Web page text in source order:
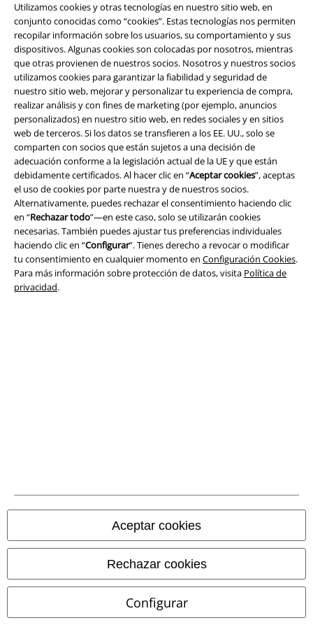
Utilizamos cookies y otras tecnologías en nuestro sitio web, en
conjunto conocidas como “cookies”. Estas tecnologías nos permiten
recopilar información sobre los usuarios, su comportamiento y sus
dispositivos. Algunas cookies son colocadas por nosotros, mientras
que otras provienen de nuestros socios. Nosotros y nuestros socios
utilizamos cookies para garantizar la fiabilidad y seguridad de
nuestro sitio web, mejorar y personalizar tu experiencia de compra,
realizar análisis y con fines de marketing (por ejemplo, anuncios
personalizados) en nuestro sitio web, en redes sociales y en sitios
web de terceros. Si los datos se transfieren a los EE. UU., solo se
comparten con socios que están sujetos a una decisión de
adecuación conforme a la legislación actual de la UE y que están
debidamente certificados. Al hacer clic en “Aceptar cookies”, aceptas
el uso de cookies por parte nuestra y de nuestros socios.
Alternativamente, puedes rechazar el consentimiento haciendo clic
en “Rechazar todo”—en este caso, solo se utilizarán cookies
necesarias. También puedes ajustar tus preferencias individuales
haciendo clic en “Configurar”. Tienes derecho a revocar o modificar
tu consentimiento en cualquier momento en Configuración Cookies.
Para más información sobre protección de datos, visita Política de
privacidad.
Aceptar cookies
Rechazar cookies
Configurar
Descuento para estudiantes
EMP Backstage Club
Sobre EMP
EMP Eventos
Programa de Afiliados
Sostenibilidad
Métodos de pago
adelantado